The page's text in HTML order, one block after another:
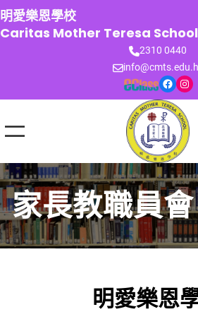
跳
至
主
明愛樂恩學校
Caritas Mother Teresa School
2310 0440
Facebook Instagram
家長教職員會
明愛樂恩